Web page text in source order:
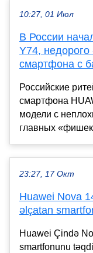
10:27, 01 Июл
В России
Y74, недорого
смартфона с
Российские
смартфона
модели с
главных
23:27, 17 Окт
Huawei Nova
əlçatan
Huawei Çində
smartfonunu